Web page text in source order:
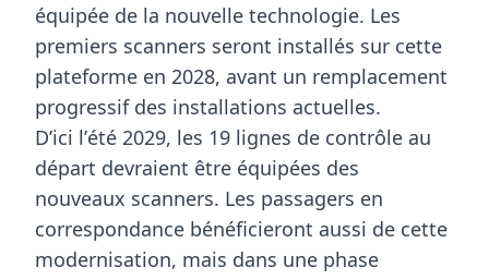
équipée de la nouvelle technologie. Les
premiers scanners seront installés sur cette
plateforme en 2028, avant un remplacement
progressif des installations actuelles.
D’ici l’été 2029, les 19 lignes de contrôle au
départ devraient être équipées des
nouveaux scanners. Les passagers en
correspondance bénéficieront aussi de cette
modernisation, mais dans une phase